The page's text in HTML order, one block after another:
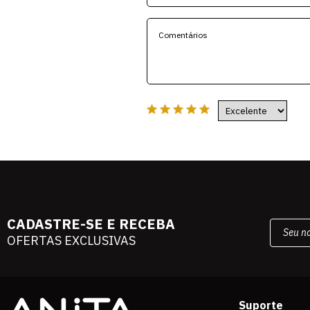
CADASTRE-SE E RECEBA
OFERTAS EXCLUSIVAS
Suporte